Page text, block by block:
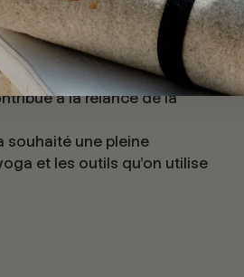
son intégrité. La
responsables, limitant les
les qualités
authentique, fabriqué avec
à la relance de la
souhaité une pleine
et les outils qu'on utilise